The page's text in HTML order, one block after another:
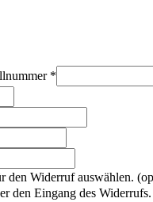
*
den Widerruf auswählen.
den Eingang des